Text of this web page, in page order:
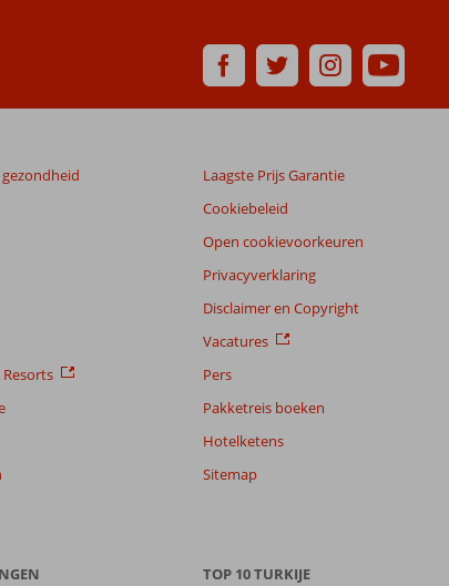
Laagste Prijs Garantie
Cookiebeleid
Open cookievoorkeuren
Privacyverklaring
Disclaimer en Copyright
Vacatures
Pers
Pakketreis boeken
Hotelketens
Sitemap
TOP 10 TURKIJE